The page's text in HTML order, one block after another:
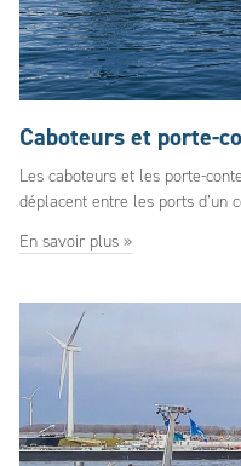
Caboteurs et porte-
Les caboteurs et les porte-
déplacent entre les ports d’un
En savoir plus »